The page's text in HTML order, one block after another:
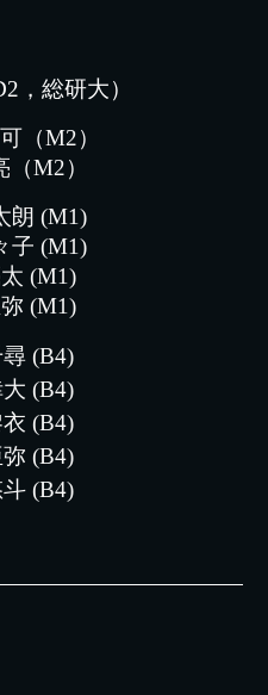
，総研大）
（M2）
（M2）
朗 (M1)
子 (M1)
(M1)
(M1)
(B4)
(B4)
(B4)
(B4)
(B4)